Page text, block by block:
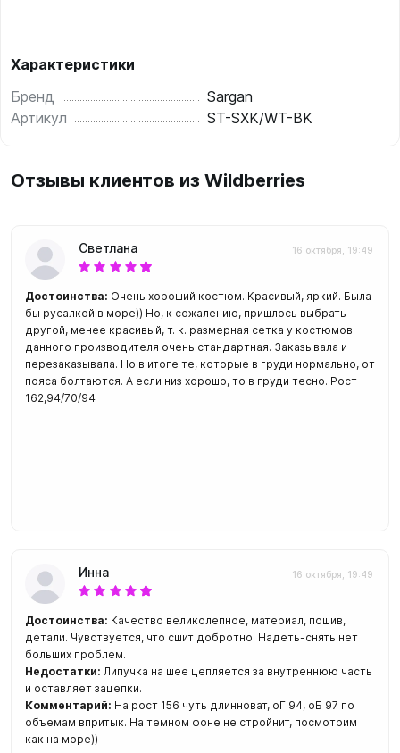
Характеристики
Бренд
Sargan
Артикул
ST-SXK/WT-BK
Отзывы клиентов из Wildberries
Светлана 16 октября, 19:49
Достоинства: Очень хороший костюм. Красивый, яркий. Была
бы русалкой в море)) Но, к сожалению, пришлось выбрать
другой, менее красивый, т. к. размерная сетка у костюмов
данного производителя очень стандартная. Заказывала и
перезаказывала. Но в итоге те, которые в груди нормально, от
пояса болтаются. А если низ хорошо, то в груди тесно. Рост
162,94/70/94
Инна 16 октября, 19:49
Достоинства: Качество великолепное, материал, пошив,
детали. Чувствуется, что сшит добротно. Надеть-снять нет
больших проблем.
Недостатки: Липучка на шее цепляется за внутреннюю часть
и оставляет зацепки.
Комментарий: На рост 156 чуть длинноват, оГ 94, оБ 97 по
объемам впритык. На темном фоне не стройнит, посмотрим
как на море))